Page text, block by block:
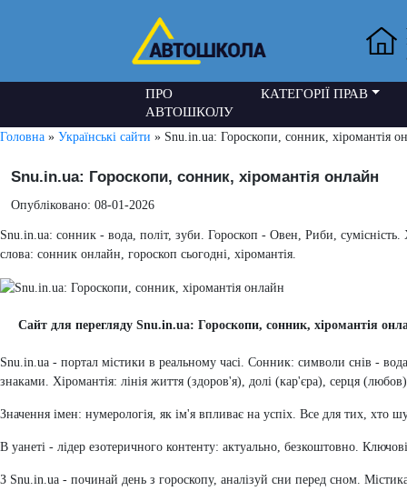
ПРО
АВТОШКОЛУ
КАТЕГОРІЇ ПРАВ
Головна » Українські сайти » Snu.in.ua: Гороскопи, сонник, хіромантія
Snu.in.ua: Гороскопи, сонник, хіромантія онлайн
Опубліковано: 08-01-2026
Snu.in.ua: сонник - вода, політ, зуби. Гороскоп - Овен, Риби,
слова: сонник онлайн, гороскоп сьогодні, хіромантія.
Сайт для перегляду Snu.in.ua: Гороскопи, сонник, хіромантія
Snu.in.ua - портал містики в реальному часі. Сонник: символи снів -
знаками. Хіромантія: лінія життя (здоров'я), долі (кар'єра), серця
Значення імен: нумерологія, як ім'я впливає на успіх. Все для тих, хто
В уанеті - лідер езотеричного контенту: актуально, безкоштовно.
З Snu.in.ua - починай день з гороскопу, аналізуй сни перед сном.